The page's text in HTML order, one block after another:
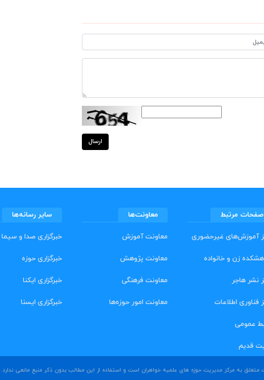
ارسال
صفحات مرتبط
آموزش‌های غیرحضوری
زن و خانواده
نشر هاجر
فناوری اطلاعات
عمومی
قدیم
معاونت‌ها
معاونت آموزش
معاونت پژوهش
معاونت فرهنگی
معاونت امور حوزه‌ها
سایر رسانه‌ها
خبرگزاری صدا و سیما
خبرگزاری حوزه
خبرگزاری ایکنا
خبرگزاری ایسنا
به مرکز مدیریت حوزه های علمیه خواهران است و استفاده از این مطالب بدون ذکر منبع مانعی ندارد.